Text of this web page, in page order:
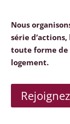
Nous
série
toute forme
logement.